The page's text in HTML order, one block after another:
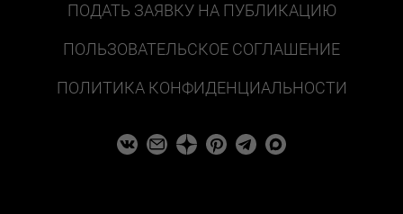
ПОДАТЬ ЗАЯВКУ НА ПУБЛИКАЦИЮ
ПОЛЬЗОВАТЕЛЬСКОЕ СОГЛАШЕНИЕ
ПОЛИТИКА КОНФИДЕНЦИАЛЬНОСТИ